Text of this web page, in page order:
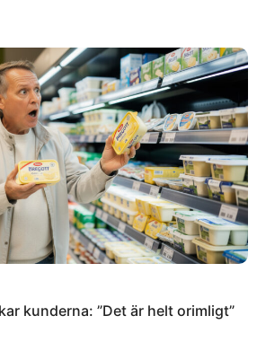
kunderna: ”Det är helt orimligt”